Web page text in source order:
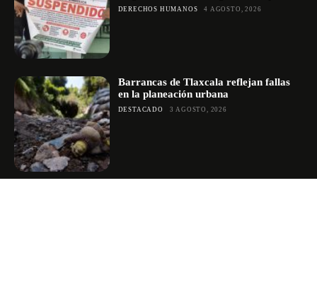
DERECHOS HUMANOS 4 AGOSTO, 2026
Barrancas de Tlaxcala reflejan fallas
en la planeación urbana
DESTACADO 3 AGOSTO, 2026